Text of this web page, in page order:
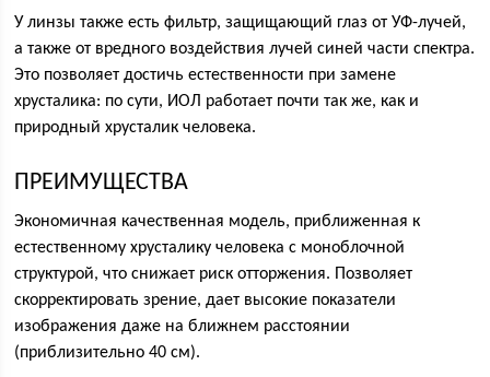
У линзы также есть фильтр, защищающий глаз от УФ-лучей,
а также от вредного воздействия лучей синей части спектра.
Это позволяет достичь естественности при замене
хрусталика: по сути, ИОЛ работает почти так же, как и
природный хрусталик человека.
ПРЕИМУЩЕСТВА
Экономичная качественная модель, приближенная к
естественному хрусталику человека с моноблочной
структурой, что снижает риск отторжения. Позволяет
скорректировать зрение, дает высокие показатели
изображения даже на ближнем расстоянии
(приблизительно 40 см).